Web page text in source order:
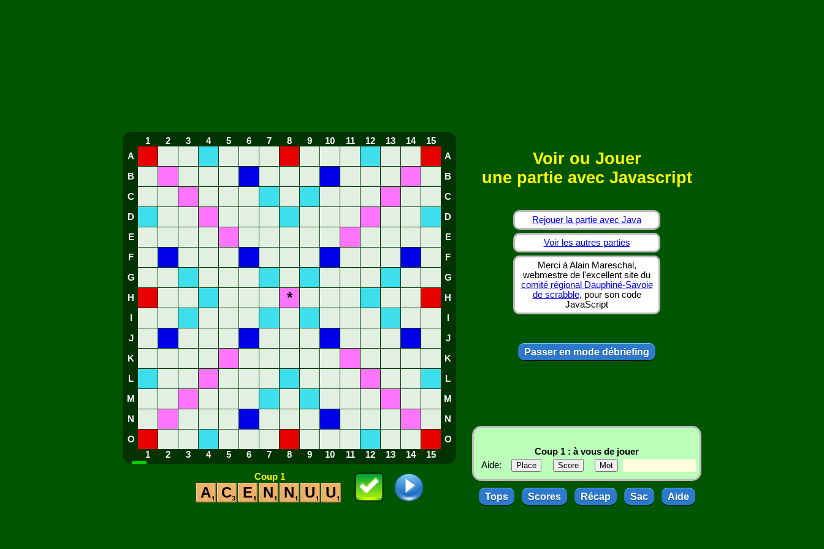
1 2 3 4 5 6 7 8 9 10 11 12 13 14
15
A
A
B B
C C
D D
E E
F F
G G
H * H
J J
K K
L L
M M
N N
O
O
1
2 3 4 5 6 7 8 9 10 11 12 13 14 15
Coup 1
A C E N N U U
Voir ou Jouer
une partie avec Javascript
Rejouer la partie avec Java
Voir les autres parties
Merci à Alain Mareschal,
webmestre de l'excellent site du
comité régional Dauphiné-Savoie
de scrabble, pour son code
JavaScript
Passer en mode débriefing
Coup 1 : à vous de jouer
Aide:
Tops Scores Récap Sac Aide